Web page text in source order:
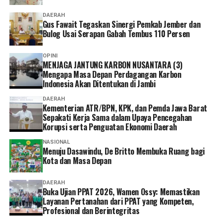
DAERAH
Gus Fawait Tegaskan Sinergi Pemkab Jember dan
Bulog Usai Serapan Gabah Tembus 110 Persen
OPINI
MENJAGA JANTUNG KARBON NUSANTARA (3)
Mengapa Masa Depan Perdagangan Karbon
Indonesia Akan Ditentukan di Jambi
DAERAH
Kementerian ATR/BPN, KPK, dan Pemda Jawa Barat
Sepakati Kerja Sama dalam Upaya Pencegahan
Korupsi serta Penguatan Ekonomi Daerah
NASIONAL
Menuju Dasawindu, De Britto Membuka Ruang bagi
Kota dan Masa Depan
DAERAH
Buka Ujian PPAT 2026, Wamen Ossy: Memastikan
Layanan Pertanahan dari PPAT yang Kompeten,
Profesional dan Berintegritas